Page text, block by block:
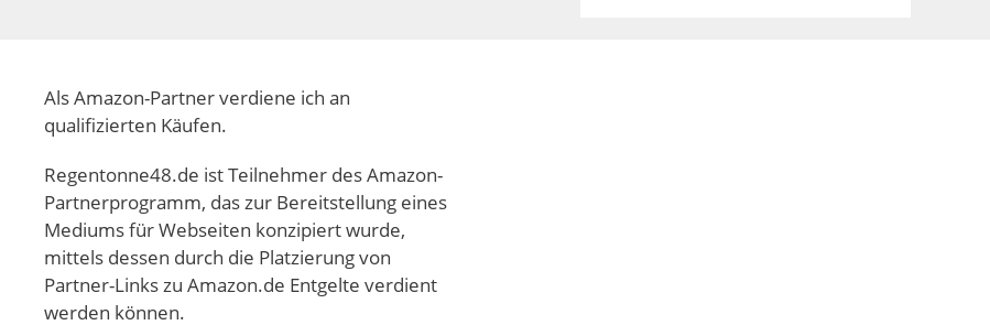
Als Amazon-Partner verdiene ich an
qualifizierten Käufen.
Regentonne48.de ist Teilnehmer des Amazon-
Partnerprogramm, das zur Bereitstellung eines
Mediums für Webseiten konzipiert wurde,
mittels dessen durch die Platzierung von
Partner-Links zu Amazon.de Entgelte verdient
werden können.